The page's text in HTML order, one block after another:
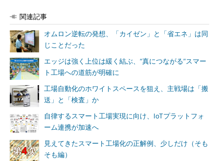
関連記事
オムロン逆転の発想、「カイゼン」と「省エネ」は同
じことだった
エッジは強く上位は緩く結ぶ、“真につながる”スマー
ト工場への道筋が明確に
工場自動化のホワイトスペースを狙え、主戦場は「搬
送」と「検査」か
自律するスマート工場実現に向け、IoTプラットフォ
ーム連携が加速へ
見えてきたスマート工場化の正解例、少しだけ（そも
そも編）